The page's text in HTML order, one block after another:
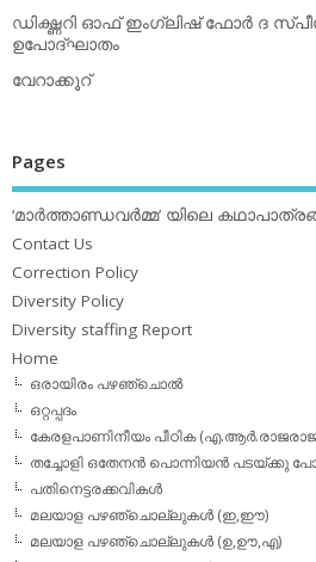
ഡിക്ഷ്ണറി ഓഫ് ഇംഗ്ലിഷ് ഫോര്‍ ദ
ഉപോദ്ഘാതം
വേറാക്കൂറ്
Pages
‘മാര്‍ത്താണ്ഡവര്‍മ്മ’ യിലെ
Contact Us
Correction Policy
Diversity Policy
Diversity staffing Report
Home
ഒരായിരം പഴഞ്ചൊല്‍
ഒറ്റപ്പദം
കേരളപാണിനീയം പീഠിക
തച്ചോളി ഒതേനൻ പൊന്നിയൻ പടയ്‌ക്കു
പതിനെട്ടരക്കവികള്‍
മലയാള പഴഞ്ചൊല്ലുകള്‍ (ഇ,ഈ)
മലയാള പഴഞ്ചൊല്ലുകള്‍ (ഉ,ഊ,എ)